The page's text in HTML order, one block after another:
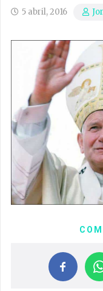
5 abril, 2016